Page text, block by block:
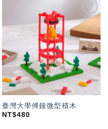
加入
望輕
單」
臺灣大學傅鐘微型積木
NT$480